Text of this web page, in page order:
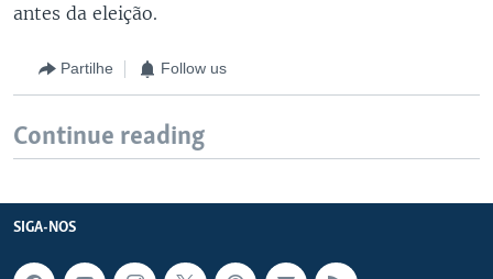
antes da eleição.
Partilhe Follow us
Continue reading
SIGA-NOS